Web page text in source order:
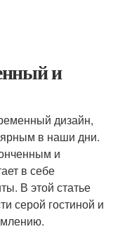
и
дизайн,
в наши дни.
и
в себе
В этой статье
серой гостиной и